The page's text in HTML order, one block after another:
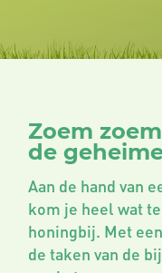
Zoem
de
Aan de hand van
kom je heel wat
honingbij. Met
de taken van de